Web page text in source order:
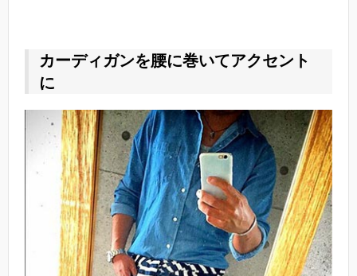
カーディガンを腰に巻いてアクセント
に